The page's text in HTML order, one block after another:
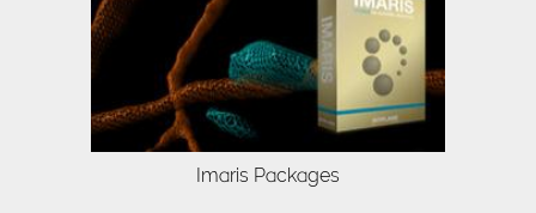
of the box application solutions.
Imaris Packages